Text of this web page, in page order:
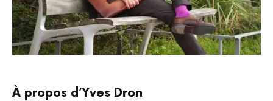
À propos d’Yves Dron